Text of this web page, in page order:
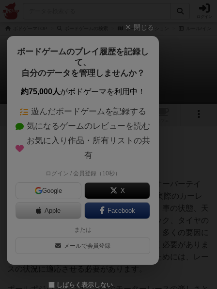
ポール・ポジション
ポール・ポジション
jurongさんのルール/インスト
1
155名 4名 0 約1年前
ポールポジションでは、ピットストップ、オーバーテイ
ク、衝突、イエローフラッグ、DRSなど、実際のカーレ
ースのあらゆる側面を試すことができます。車の状態、天
候条件、残り周回数、コース上のトラフィック、タイヤの
状態、そしてもちろんライバルの戦略など、多くの要因に
応じて、どの戦略を使用するかを知っておく必要がありま
す。戦略を賢く選択し、最大の利益を得るためには、レー
スの状況に適応させる必要があります。
閉じる
ボードゲームのプレイ履歴を記録し
て、
自分のデータを管理しませんか？
約75,000人がボドゲーマを利用中！
遊んだボードゲームを記録する
気になるゲームのレビューを読む
お気に入り作品・所有リストの共
有
ログイン / 会員登録（10秒）
Google X
Apple Facebook
または
メールで会員登録
しばらく表示しない